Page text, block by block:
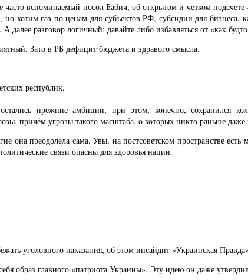
вспоминаемый посол Бабич, об открытом и четком
газ по ценам для субъектов РФ, субсидии для бизнеса,
далее разговор логичный: давайте либо избавляться от «как
Зато в РБ дефицит бюджета и здравого смысла.
республик.
прежние амбиции, при этом, конечно, сохранился
причём угрозы такого масштаба, о которых никто раньше даже
она преодолела сама. Увы, на постсоветском пространстве
связи опасны для здоровья нации.
уголовного наказания, об этом инсайдит «Украинская
образ главного «патриота Украины». Эту идею он даже